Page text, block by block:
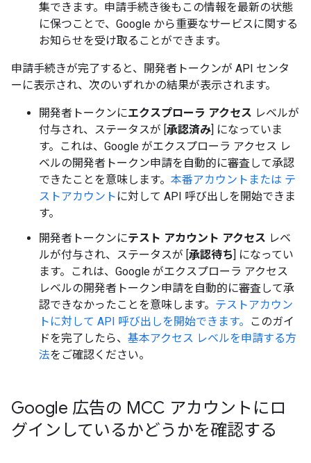
集できます。申請手続き後もこの情報を最新の状態
に保つことで、Google から重要なサービスに関する
お知らせを受け取ることができます。
申請手続きが完了すると、開発者トークンが API センタ
ーに表示され、次のいずれかの結果が表示されます。
開発者トークンにエクスプローラ アクセス レベルが
付与され、ステータスが [承認済み] になっていま
す。これは、Google がエクスプローラ アクセス レ
ベルの開発者トークン申請を自動的に審査して承認
できたことを意味します。 本番アカウントまたは テ
ストアカウント に対して API 呼び出しを開始できま
す。
開発者トークンにテスト アカウント アクセス レベ
ルが付与され、ステータスが [承認待ち] になってい
ます。これは、Google がエクスプローラ アクセス
レベルの開発者トークン申請を自動的に審査して承
認できなかったことを意味します。 テストアカウン
トに対して API 呼び出しを開始できます。
このガイ
ドを完了したら、 基本アクセス レベルを申請する方
法をご確認ください。
Google 広告の MCC アカウントにロ
グインしているかどうかを確認する